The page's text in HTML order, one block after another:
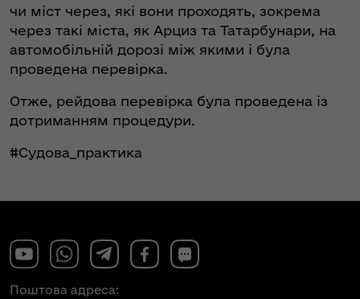
чи міст через, які вони проходять, зокрема
через такі міста, як Арциз та Татарбунари, на
автомобільній дорозі між якими і була
проведена перевірка.
Отже, рейдова перевірка була проведена із
дотриманням процедури.
#Судова_практика
Поштова адреса: